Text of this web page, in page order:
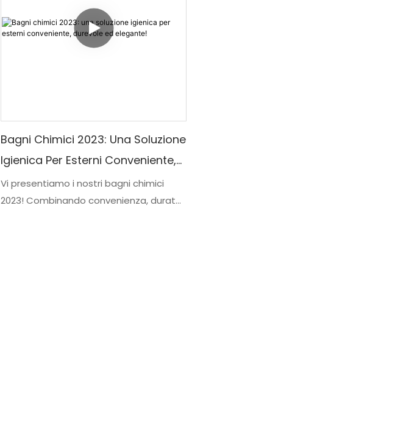
Bagni Chimici 2023: Una Soluzione
Igienica Per Esterni Conveniente,
Durevole Ed Elegante!
Vi presentiamo i nostri bagni chimici
2023! Combinando convenienza, durata